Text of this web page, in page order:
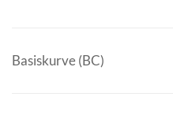
Basiskurve (BC)